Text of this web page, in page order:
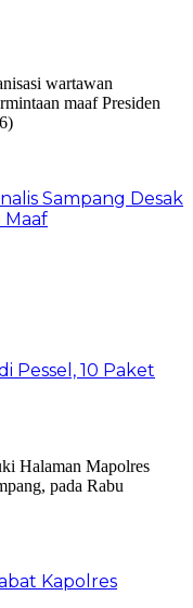
Sampang Desak
Maaf
Pessel, 10 Paket
Kapolres